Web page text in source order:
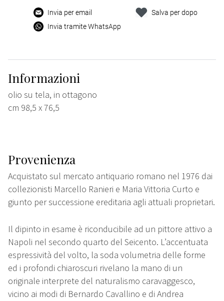
Invia per email
Invia tramite WhatsApp
Salva per dopo
Informazioni
olio su tela, in ottagono
cm 98,5 x 76,5
Provenienza
Acquistato sul mercato antiquario romano nel 1976 dai
collezionisti Marcello Ranieri e Maria Vittoria Curto e
giunto per successione ereditaria agli attuali proprietari.
Il dipinto in esame è riconducibile ad un pittore attivo a
Napoli nel secondo quarto del Seicento. L’accentuata
espressività del volto, la soda volumetria delle forme
ed i profondi chiaroscuri rivelano la mano di un
originale interprete del naturalismo caravaggesco,
vicino ai modi di Bernardo Cavallino e di Andrea